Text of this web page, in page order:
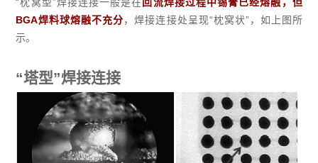
“枕窝型”焊接连接一般是在 回流焊接过程中锡膏已经熔融，但
BGA焊料球熔融不充分，焊接连接处呈现“枕窝状”，如上图所
示。
“塔型”焊接连接